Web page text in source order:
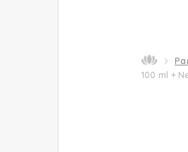
100 ml +